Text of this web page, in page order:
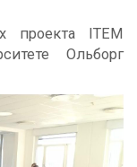
проекта ITEM
Ольборг